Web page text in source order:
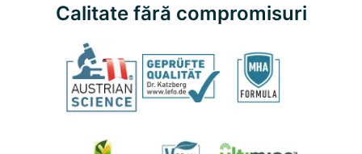
Calitate fără compromisuri